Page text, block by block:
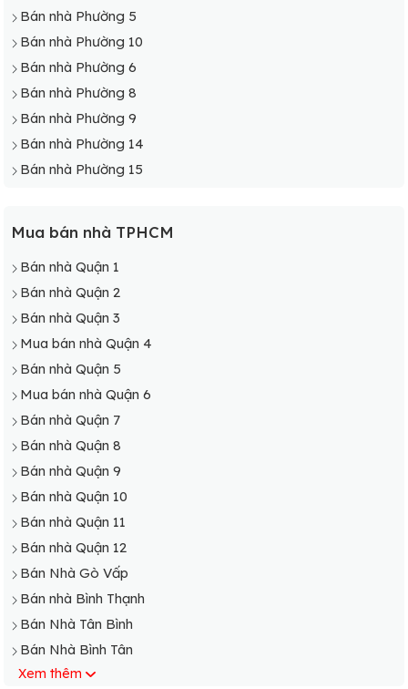
Bán nhà Phường 5
Bán nhà Phường 10
Bán nhà Phường 6
Bán nhà Phường 8
Bán nhà Phường 9
Bán nhà Phường 14
Bán nhà Phường 15
Mua bán nhà TPHCM
Bán nhà Quận 1
Bán nhà Quận 2
Bán nhà Quận 3
Mua bán nhà Quận 4
Bán nhà Quận 5
Mua bán nhà Quận 6
Bán nhà Quận 7
Bán nhà Quận 8
Bán nhà Quận 9
Bán nhà Quận 10
Bán nhà Quận 11
Bán nhà Quận 12
Bán Nhà Gò Vấp
Bán nhà Bình Thạnh
Bán Nhà Tân Bình
Bán Nhà Bình Tân
Bán Nhà Phú Nhuận
Xem thêm